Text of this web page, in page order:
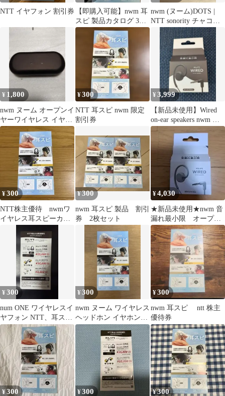
NTT イヤフォン 割引券
【即購入可能】nwm 耳
スピ 製品カタログ 3種
掲載 NTT株主優待
nwm (ヌーム)DOTS |
NTT sonority チャコー
ルブラック
¥ 1,800
nwm ヌーム オープンイ
ヤーワイヤレス イヤホ
ン MBE001ケース 充電
¥300
NTT 耳スピ nwm 限定
割引券
¥3,999
【新品未使用】Wired
on-ear speakers nwm イ
ヤホン
¥300
NTT株主優待 nwmワ
イヤレス耳スピーカ
¥300
nwm 耳スピ 製品 割引
券 2枚セット
¥4,030
★新品未使用★nwm 音
漏れ最小限 オープン
イヤーイヤホン有線型
WIRED
¥300
num ONE ワイヤレスイ
ヤフォン NTT、耳スピ
限定割引券
¥300
nwm ヌーム ワイヤレス
ヘッドホン イヤホン
NTT
¥300
nwm 耳スピ ntt 株主
優待券
¥300 ¥300 ¥300